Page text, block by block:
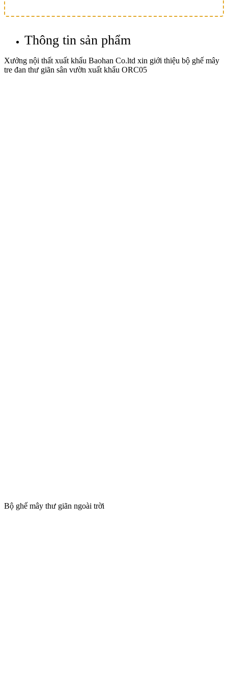
Thông tin sản phẩm
Xưởng nội thất xuất khẩu Baohan Co.ltd xin giới thiệu bộ ghế mây
tre đan thư giãn sân vườn xuất khẩu ORC05
Bộ ghế mây thư giãn ngoài trời